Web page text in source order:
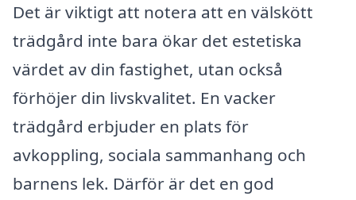
Det är viktigt att notera att en välskött
trädgård inte bara ökar det estetiska
värdet av din fastighet, utan också
förhöjer din livskvalitet. En vacker
trädgård erbjuder en plats för
avkoppling, sociala sammanhang och
barnens lek. Därför är det en god